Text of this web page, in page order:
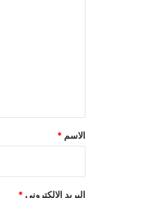
*
الاسم *
البريد الإلكتروني*